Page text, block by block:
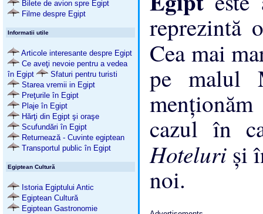
Bilete de avion spre Egipt
Filme despre Egipt
Informatii utile
Articole interesante despre Egipt
Ce aveţi nevoie pentru a vedea
în Egipt
Sfaturi pentru turisti
Starea vremii in Egipt
Preţurile în Egipt
Plaje în Egipt
Hărţi din Egipt şi oraşe
Scufundări în Egipt
Returnează - Cuvinte egiptean
Transportul public în Egipt
Egiptean Cultură
Istoria Egiptului Antic
Egiptean Cultură
Egiptean Gastronomie
reprezintă
Cea mai
pe malul
cazul în
Hoteluri şi
noi.